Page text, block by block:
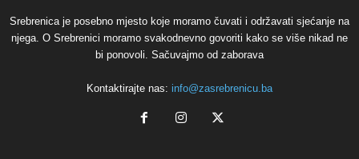
Srebrenica je posebno mjesto koje moramo čuvati i održavati sjećanje na
njega. O Srebrenici moramo svakodnevno govoriti kako se više nikad ne
bi ponovoli. Sačuvajmo od zaborava
Kontaktirajte nas: info@zasrebrenicu.ba